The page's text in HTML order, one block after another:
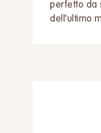
perfetto da
dell'ultimo